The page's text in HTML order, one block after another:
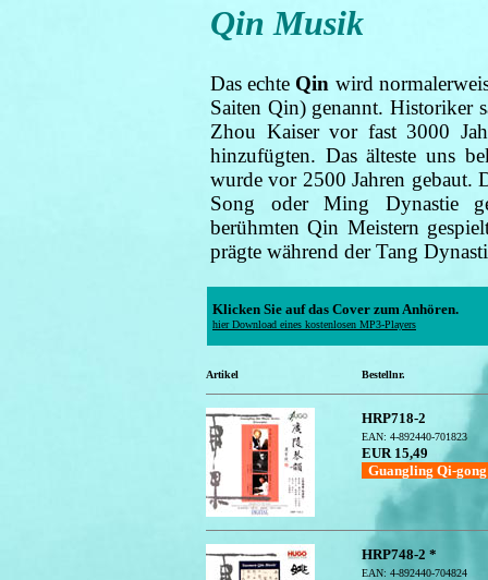
Qin Musik
Das echte Qin wird
Saiten Qin) genannt. Historiker
Zhou Kaiser vor fast 3000
hinzufügten. Das älteste uns
wurde vor 2500 Jahren gebaut.
Song oder Ming Dynastie
berühmten Qin Meistern
prägte während der Tang
Klicken Sie auf das Cover zum Anhören.
hier Download eines kostenlosen MP3-Players
Artikel Bestellnr.
HRP718-2
EAN: 4-892440-701823
EUR 15,49
Guangling Qi-
HRP748-2 *
EAN: 4-892440-704824